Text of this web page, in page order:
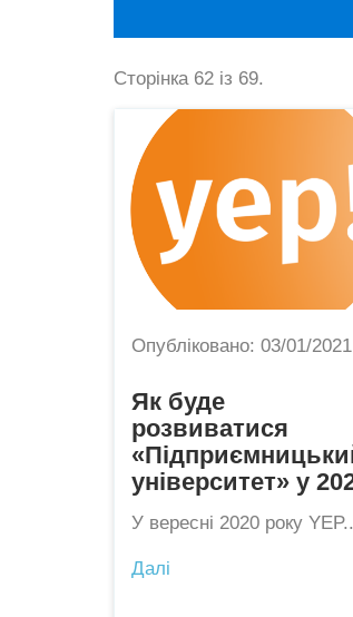
Сторінка 62 із 69.
Опубліковано: 03/01/2021
Як буде
розвиватися
університет» у
У вересні 2020 року
Далі